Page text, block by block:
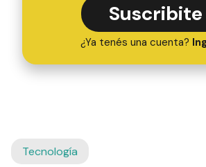
Suscribite
¿Ya tenés una cuenta?
Tecnología